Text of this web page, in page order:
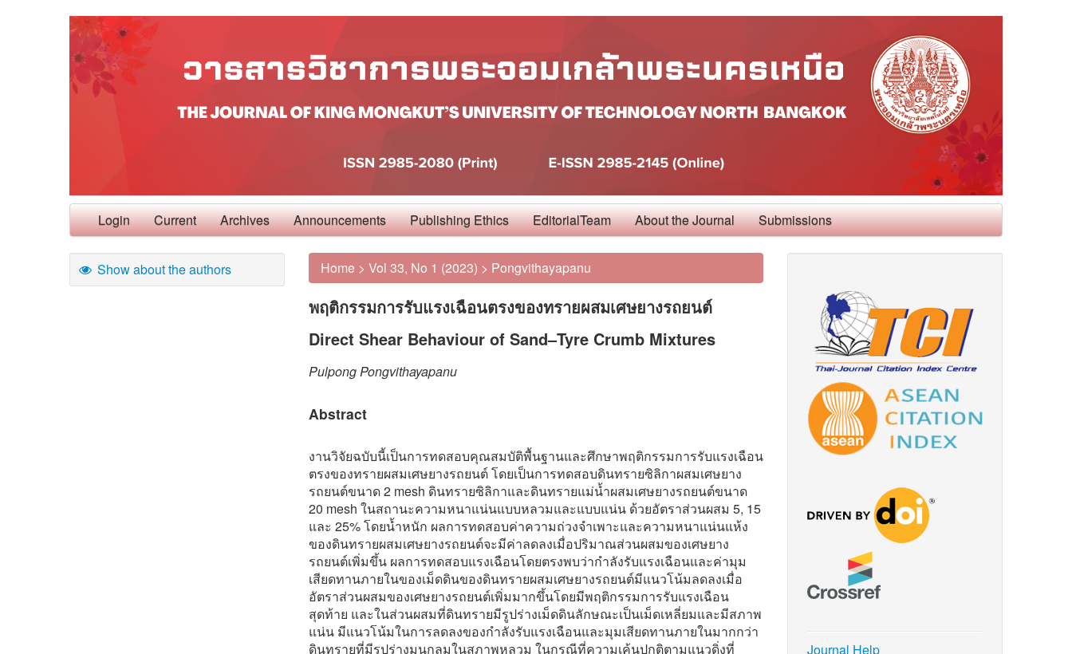
Login Current Archives Announcements Publishing Ethics EditorialTeam About the Journal Submissions
Show about the authors Home > Vol 33, No 1 (2023) > Pongvithayapanu
พฤติกรรมการรับแรงเฉือนตรงของทรายผสมเศษยางรถยนต์
Direct Shear Behaviour of Sand–Tyre Crumb Mixtures
Pulpong Pongvithayapanu
Abstract
งานวิจัยฉบับนี้เป็นการทดสอบคุณสมบัติพื้นฐานและศึกษาพฤติกรรมการรับแรงเฉือน
ตรงของทรายผสมเศษยางรถยนต์ โดยเป็นการทดสอบดินทรายซิลิกาผสมเศษยาง
รถยนต์ขนาด 2 mesh ดินทรายซิลิกาและดินทรายแม่น้ำผสมเศษยางรถยนต์ขนาด
20 mesh ในสถานะความหนาแน่นแบบหลวมและแบบแน่น ด้วยอัตราส่วนผสม 5, 15
และ 25% โดยน้ำหนัก ผลการทดสอบค่าความถ่วงจำเพาะและความหนาแน่นแห้ง
ของดินทรายผสมเศษยางรถยนต์จะมีค่าลดลงเมื่อปริมาณส่วนผสมของเศษยาง
รถยนต์เพิ่มขึ้น ผลการทดสอบแรงเฉือนโดยตรงพบว่ากำลังรับแรงเฉือนและค่ามุม
เสียดทานภายในของเม็ดดินของดินทรายผสมเศษยางรถยนต์มีแนวโน้มลดลงเมื่อ
อัตราส่วนผสมของเศษยางรถยนต์เพิ่มมากขึ้นโดยมีพฤติกรรมการรับแรงเฉือน
สุดท้าย และในส่วนผสมที่ดินทรายมีรูปร่างเม็ดดินลักษณะเป็นเม็ดเหลี่ยมและมีสภาพ
แน่น มีแนวโน้มในการลดลงของกำลังรับแรงเฉือนและมุมเสียดทานภายในมากกว่า
ดินทรายที่มีรูปร่างมนกลมในสภาพหลวม ในกรณีที่ความเค้นปกติตามแนวดิ่งที่
Journal Help